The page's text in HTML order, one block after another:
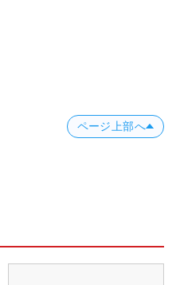
ページ上部へ